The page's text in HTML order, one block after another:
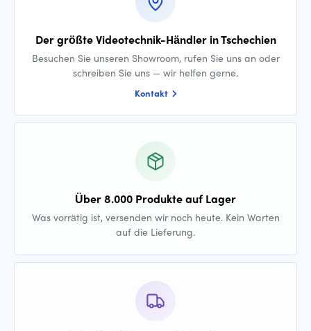
Der größte Videotechnik-Händler in Tschechien
Besuchen Sie unseren Showroom, rufen Sie uns an oder
schreiben Sie uns — wir helfen gerne.
Kontakt
Über 8.000 Produkte auf Lager
Was vorrätig ist, versenden wir noch heute. Kein Warten
auf die Lieferung.